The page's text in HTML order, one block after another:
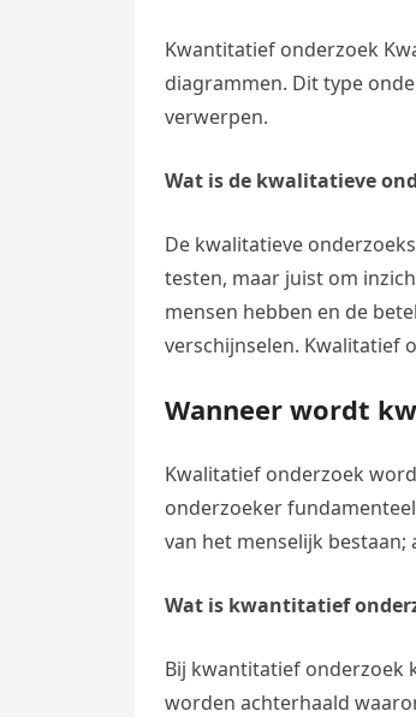
Kwantitatief onderzoek
diagrammen. Dit type
verwerpen.
Wat is de kwalitatieve
De kwalitatieve
testen, maar juist om
mensen hebben en de
verschijnselen. Kwalitatief
Wanneer wordt
Kwalitatief onderzoek
onderzoeker
van het menselijk
Wat is kwantitatief
Bij kwantitatief onderzoek
worden achterhaald